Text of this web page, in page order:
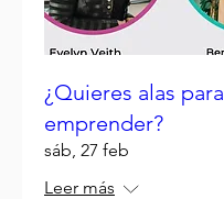
¿Quieres alas para
emprender?
sáb, 27 feb
Leer más